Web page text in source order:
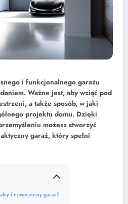
i funkcjonalnego garażu
Ważne jest, aby wziąć pod
a także sposób, w jaki
projektu domu. Dzięki
możesz stworzyć
garaż, który spełni
i nowoczesny garaż?